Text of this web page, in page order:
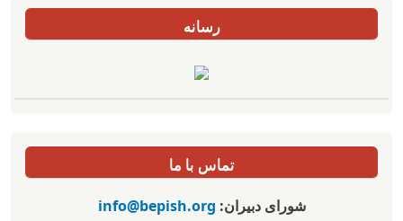
رسانه
تماس با ما
شورای دبیران:info@bepish.org